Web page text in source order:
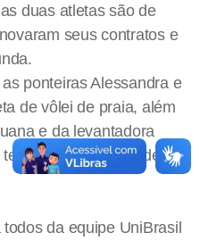
duas atletas são de
seus contratos e
ponteiras Alessandra e
de vôlei de praia, além
e da levantadora
a oportunidade de
da equipe UniBrasil